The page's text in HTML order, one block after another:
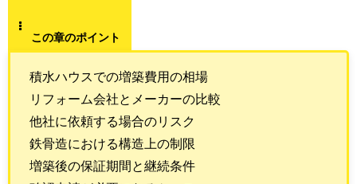
この章のポイント
積水ハウスでの増築費用の相場
リフォーム会社とメーカーの比較
他社に依頼する場合のリスク
鉄骨造における構造上の制限
増築後の保証期間と継続条件